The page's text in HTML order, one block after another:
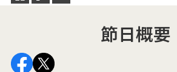
節日概要